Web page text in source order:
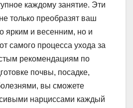
каждому занятие. Эти
только преобразят ваш
ярким и весенним, но и
самого процесса ухода за
рекомендациям по
почвы, посадке,
вы сможете
нарциссами каждый